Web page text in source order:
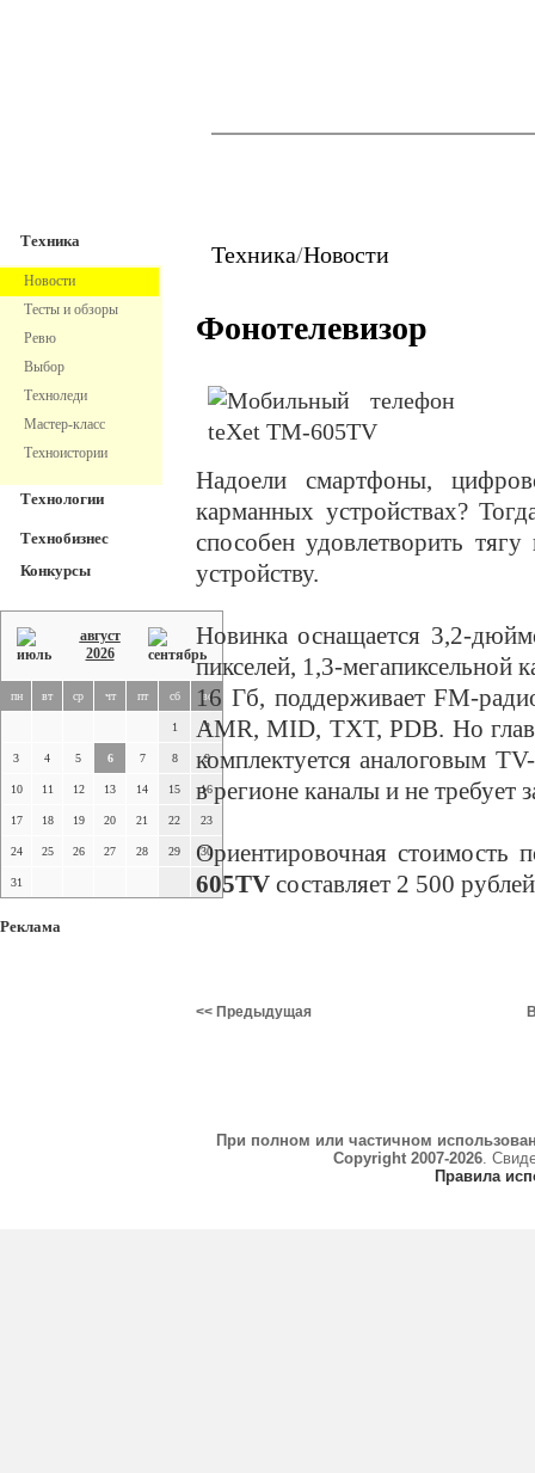
Техника
Новости
Тесты и обзоры
Ревю
Выбор
Техноледи
Мастер-класс
Техноистории
Технологии
Технобизнес
Конкурсы
август
2026
пн вт ср чт пт сб вс
1 2
3 4 5 6 7 8 9
10 11 12 13 14 15 16
17 18 19 20 21 22 23
24 25 26 27 28 29 30
31
Реклама
Техника/Новости
Фонотелевизор
Надоели смартфоны,
карманных устройствах?
способен удовлетворить
устройству.
Новинка оснащается 3,2-
пикселей, 1,3-мегапиксельной
16 Гб, поддерживает FM-
AMR, MID, TXT, PDB. Но
комплектуется аналоговым
в регионе каналы и не требует
Ориентировочная стоимость
605TV составляет 2 500
<< Предыдущая
При полном или частичном
Copyright 2007-2026.
Правила